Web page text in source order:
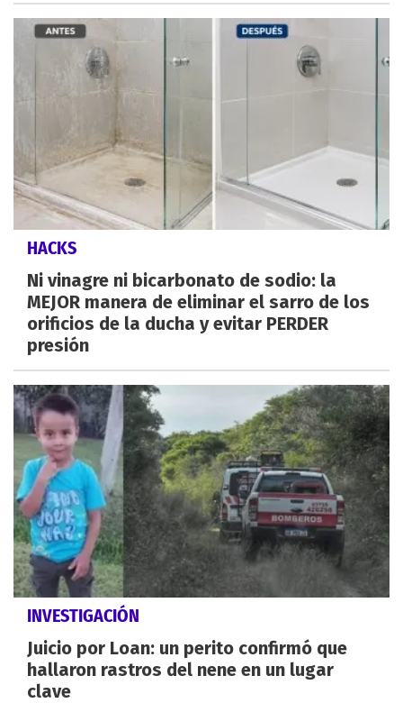
HACKS
Ni vinagre ni bicarbonato de sodio: la
MEJOR manera de eliminar el sarro de los
orificios de la ducha y evitar PERDER
presión
INVESTIGACIÓN
Juicio por Loan: un perito confirmó que
hallaron rastros del nene en un lugar
clave